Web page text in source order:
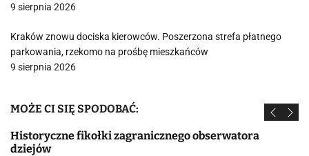
9 sierpnia 2026
Kraków znowu dociska kierowców. Poszerzona strefa płatnego
parkowania, rzekomo na prośbę mieszkańców
9 sierpnia 2026
MOŻE CI SIĘ SPODOBAĆ:
Historyczne fikołki zagranicznego obserwatora
dziejów